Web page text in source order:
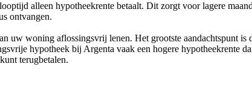
alleen hypotheekrente betaalt. Dit zorgt voor lagere
ontvangen.
woning aflossingsvrij lenen. Het grootste aandachtspunt is
hypotheek bij Argenta vaak een hogere hypotheekrente
terugbetalen.